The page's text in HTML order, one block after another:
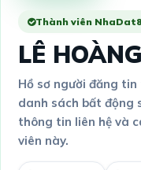
Thành viên
LÊ
Hồ sơ người đăng
danh sách bất động
thông tin liên hệ và
viên này.